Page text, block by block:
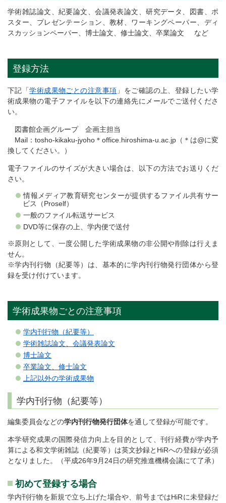
学術雑誌論文、紀要論文、会議発表論文、研究データ、図書、ポ
スター、プレゼンテーション、教材、ワーキングペーパー、ディ
スカッションペーパー、博士論文、修士論文、卒業論文 など
登録方法
下記「学術成果物ごとの注意事項 」をご確認の上、登録したい学
術成果物の電子ファイルを以下の連絡先にメールでご送付くださ
い。
図書館企画グループ 企画主担当
Mail：tosho-kikaku-jyoho＊office.hiroshima-u.ac.jp（＊は@に変
換してください。）
電子ファイルのサイズが大きい場合は、以下の方法でお送りくだ
さい。
情報メディア教育研究センターが提供するファイル共有サー
ビス（Proself）
一般のファイル転送サービス
DVD等に保存の上、学内便で送付
※原則として、一度公開した学術成果物の非公開や削除は行えま
せん。
※学内刊行物（紀要等）は、基本的に学内刊行物発行団体から登
録を受け付けています。
学術成果物ごとの注意事項
学内刊行物（紀要等）
学術雑誌論文、会議発表論文
博士論文
卒業論文、修士論文
上記以外の学術成果物
学内刊行物（紀要等）
編集委員会などの学内刊行物発行団体を通して登録が可能です。
本学研究成果の国際発信力向上を目的として、刊行経費が学内予
算による和文学術雑誌（紀要等）は英文抄録とHiRへの登録が必須
となりました。（平成26年9月24日の研究推進機構会議にて了承）
初めて登録する場合
学内刊行物を新規で立ち上げた場合や、前号まではHiRに未登録だ